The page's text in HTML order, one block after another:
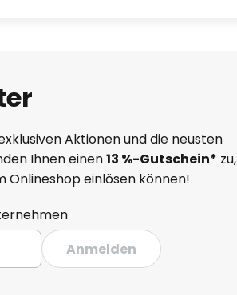
Aktionen und die neusten
Ihnen einen13 %-Gutschein* zu,
Onlineshop einlösen können!
Anmelden